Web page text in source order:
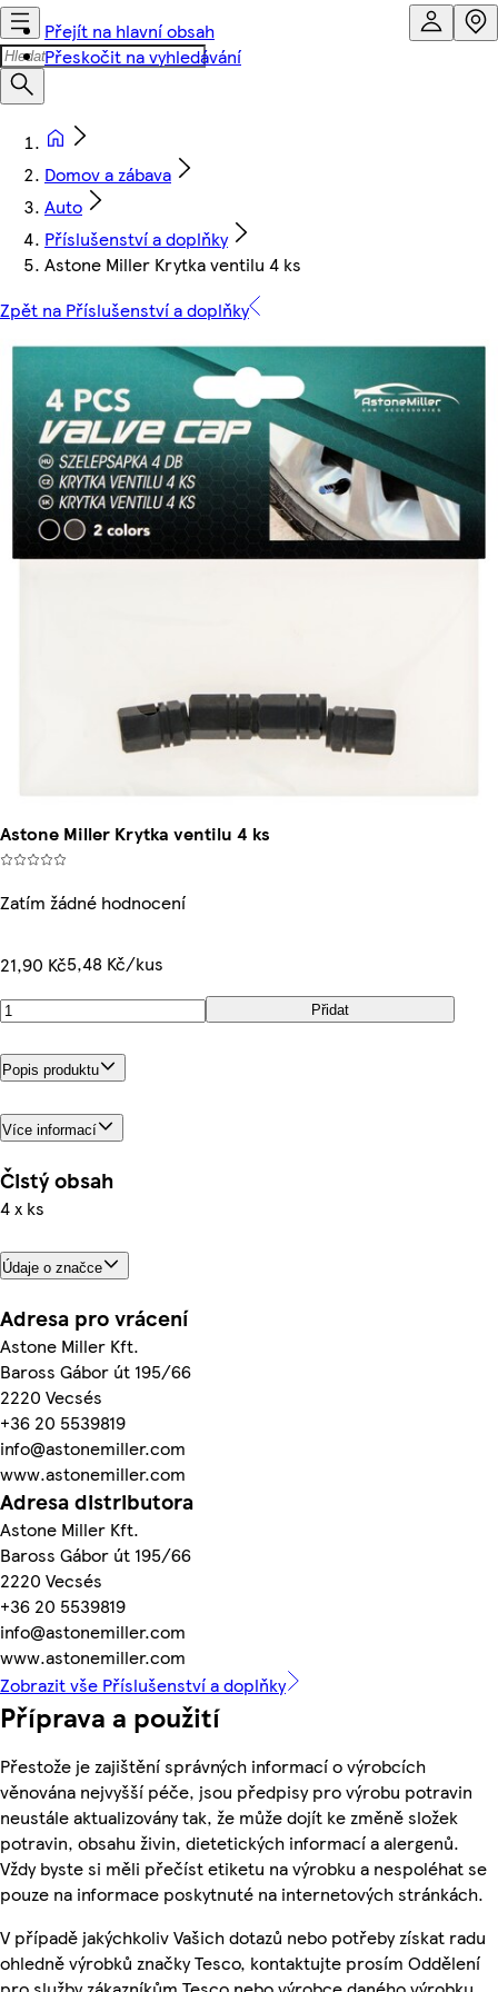
Přejít na hlavní obsah
Přeskočit na vyhledávání
Domov a zábava
Auto
Příslušenství a doplňky
Astone Miller Krytka ventilu 4 ks
Zpět na Příslušenství a doplňky
Astone Miller Krytka ventilu 4 ks
Zatím žádné hodnocení
21,90 Kč5,48 Kč/kus
Přidat
Popis produktu
Více informací
Čistý obsah
4 x ks
Údaje o značce
Adresa pro vrácení
Astone Miller Kft.
Baross Gábor út 195/66
2220 Vecsés
+36 20 5539819
info@astonemiller.com
www.astonemiller.com
Adresa distributora
Astone Miller Kft.
Baross Gábor út 195/66
2220 Vecsés
+36 20 5539819
info@astonemiller.com
www.astonemiller.com
Zobrazit vše Příslušenství a doplňky
Příprava a použití
Přestože je zajištění správných informací o výrobcích
věnována nejvyšší péče, jsou předpisy pro výrobu potravin
neustále aktualizovány tak, že může dojít ke změně složek
potravin, obsahu živin, dietetických informací a alergenů.
Vždy byste si měli přečíst etiketu na výrobku a nespoléhat se
pouze na informace poskytnuté na internetových stránkách.
V případě jakýchkoliv Vašich dotazů nebo potřeby získat radu
ohledně výrobků značky Tesco, kontaktujte prosím Oddělení